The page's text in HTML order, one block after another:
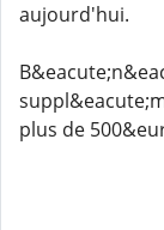
aujourd'hui.
plus de